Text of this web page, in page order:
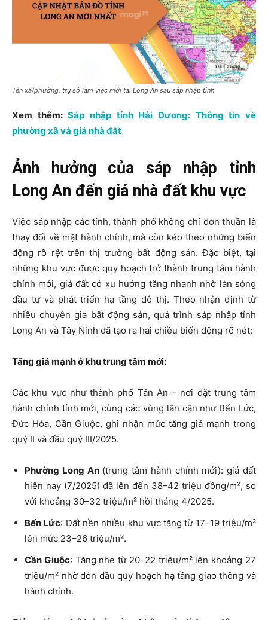
Tên xã/phường, trụ sở làm việc mới tại Long An sau sáp nhập tỉnh
Xem thêm:Sáp nhập tỉnh Hải Dương: Thông tin về
phường xã và giá nhà đất
Ảnh hưởng của sáp nhập tỉnh
Long An đến giá nhà đất khu vực
Việc sáp nhập các tỉnh, thành phố không chỉ đơn thuần là
thay đổi về mặt hành chính, mà còn kéo theo những biến
động rõ rệt trên thị trường bất động sản. Đặc biệt, tại
những khu vực được quy hoạch trở thành trung tâm hành
chính mới, giá đất có xu hướng tăng nhanh nhờ làn sóng
đầu tư và phát triển hạ tầng đô thị. Theo nhận định từ
nhiều chuyên gia bất động sản, quá trình sáp nhập tỉnh
Long An và Tây Ninh đã tạo ra hai chiều biến động rõ nét:
Tăng giá mạnh ở khu trung tâm mới:
Các khu vực như thành phố Tân An – nơi đặt trung tâm
hành chính tỉnh mới, cùng các vùng lân cận như Bến Lức,
Đức Hòa, Cần Giuộc, ghi nhận mức tăng giá mạnh trong
quý II và đầu quý III/2025.
Phường Long An(trung tâm hành chính mới): giá đất
hiện nay (7/2025) đã lên đến 38–42 triệu đồng/m², so
với khoảng 30–32 triệu/m² hồi tháng 4/2025.
Bến Lức: Đất nền nhiều khu vực tăng từ 17–19 triệu/m²
lên mức 23–26 triệu/m².
Cần Giuộc: Tăng nhẹ từ 20–22 triệu/m² lên khoảng 27
triệu/m² nhờ đón đầu quy hoạch hạ tầng giao thông và
hành chính.